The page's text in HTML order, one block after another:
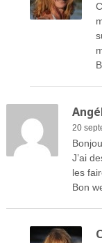
20
J’ai
les
Bon